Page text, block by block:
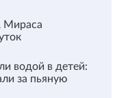
Мираса
водой в детей:
за пьяную